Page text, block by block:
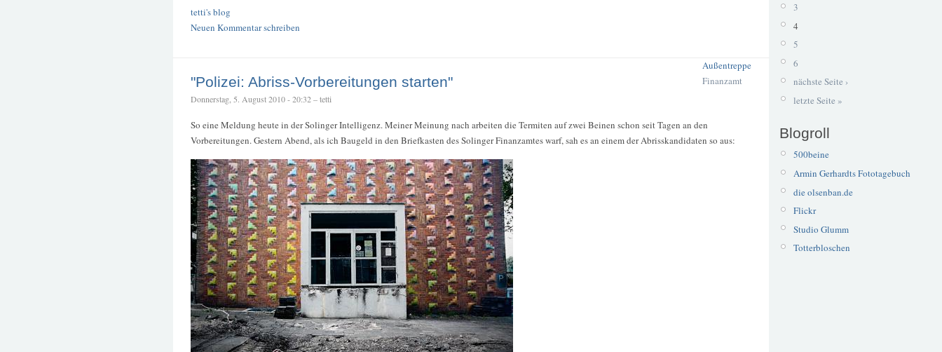
tetti's blog
Neuen Kommentar schreiben
Außentreppe
Finanzamt
"Polizei: Abriss-Vorbereitungen starten"
Donnerstag, 5. August 2010 - 20:32 – tetti
So eine Meldung heute in der Solinger Intelligenz. Meiner Meinung nach arbeiten die Termiten auf zwei Beinen schon seit Tagen an den
Vorbereitungen. Gestern Abend, als ich Baugeld in den Briefkasten des Solinger Finanzamtes warf, sah es an einem der Abrisskandidaten so aus:
3
4
5
6
nächste Seite ›
letzte Seite »
Blogroll
500beine
Armin Gerhardts Fototagebuch
die olsenban.de
Flickr
Studio Glumm
Totterbloschen